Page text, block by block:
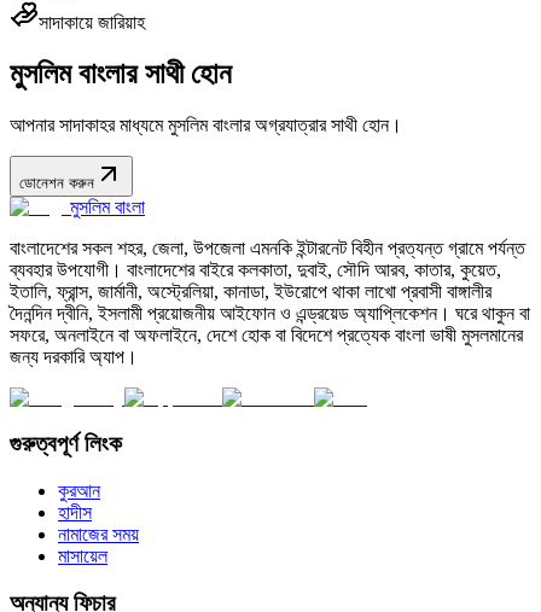
সাদাকায়ে জারিয়াহ
মুসলিম বাংলার সাথী হোন
আপনার সাদাকাহর মাধ্যমে মুসলিম বাংলার অগ্রযাত্রার সাথী হোন।
ডোনেশন করুন
মুসলিম বাংলা
বাংলাদেশের সকল শহর, জেলা, উপজেলা এমনকি ইন্টারনেট বিহীন প্রত্যন্ত গ্রামে পর্যন্ত
ব্যবহার উপযোগী। বাংলাদেশের বাইরে কলকাতা, দুবাই, সৌদি আরব, কাতার, কুয়েত,
ইতালি, ফ্রান্স, জার্মানী, অস্ট্রেলিয়া, কানাডা, ইউরোপে থাকা লাখো প্রবাসী বাঙ্গালীর
দৈনন্দিন দ্বীনি, ইসলামী প্রয়োজনীয় আইফোন ও এন্ড্রয়েড অ্যাপ্লিকেশন। ঘরে থাকুন বা
সফরে, অনলাইনে বা অফলাইনে, দেশে হোক বা বিদেশে প্রত্যেক বাংলা ভাষী মুসলমানের
জন্য দরকারি অ্যাপ।
গুরুত্বপূর্ণ লিংক
কুরআন
হাদীস
নামাজের সময়
মাসায়েল
অন্যান্য ফিচার